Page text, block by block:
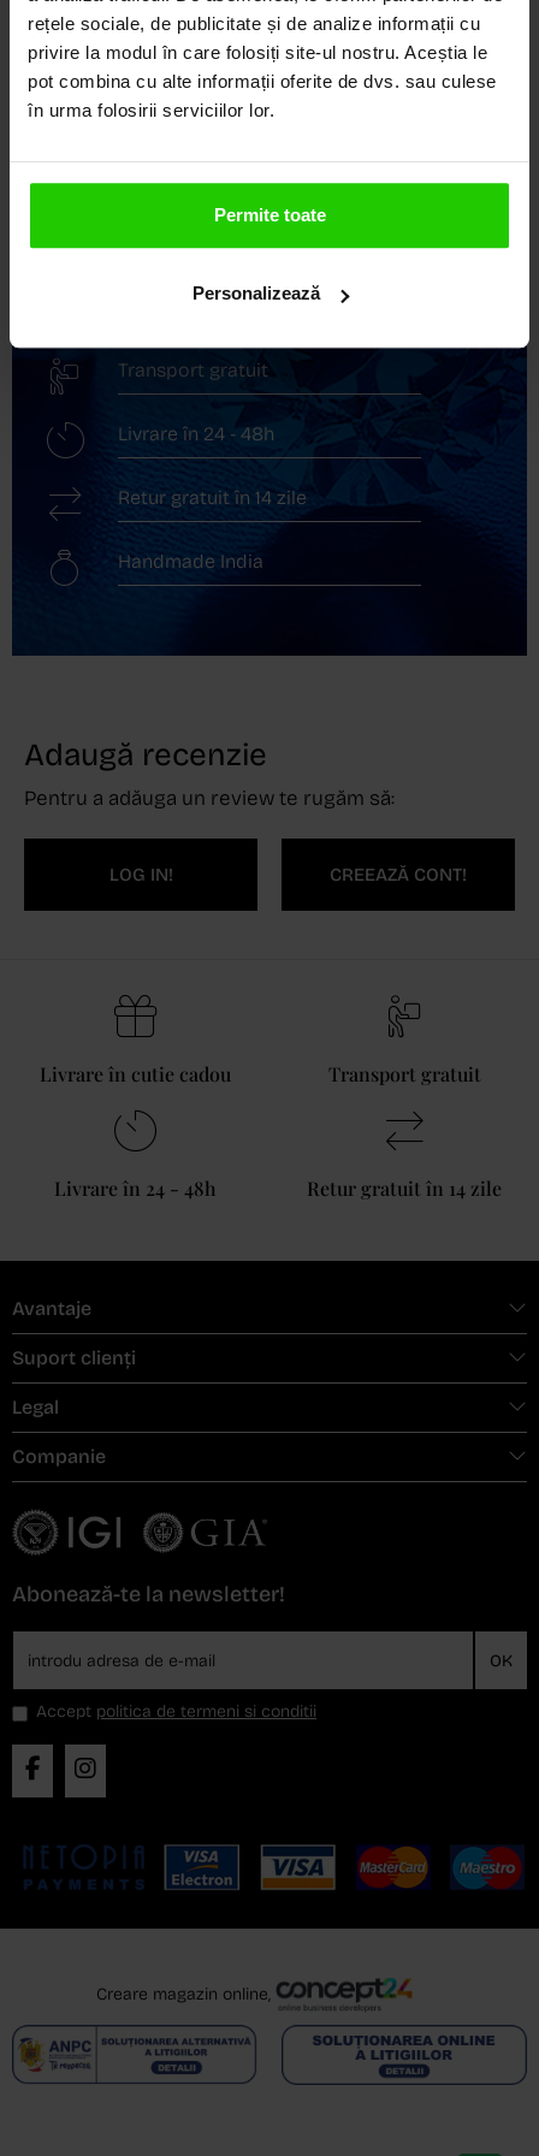
rețele sociale, de publicitate și de analize informații cu
privire la modul în care folosiți site-ul nostru. Aceștia le
pot combina cu alte informații oferite de dvs. sau culese
în urma folosirii serviciilor lor.
Permite toate
Personalizează
DEVINE ARTĂ!
COZETTE este destinația ta de top pentru bijuterii
elegante și rafinate, create cu măiestrie și pasiune.
Descoperă avantajele de a cumpăra!
Livrare în cutie cadou
Transport gratuit
Livrare în 24 - 48h
Retur gratuit în 14 zile
Handmade India
Adaugă recenzie
Pentru a adăuga un review te rugăm să:
LOG IN! CREEAZĂ CONT!
Livrare în cutie cadou Transport gratuit
Livrare în 24 - 48h Retur gratuit în 14 zile
Avantaje
Suport clienți
Legal
Companie
Abonează-te la newsletter!
OK
Accept politica de termeni si conditii
Creare magazin online,